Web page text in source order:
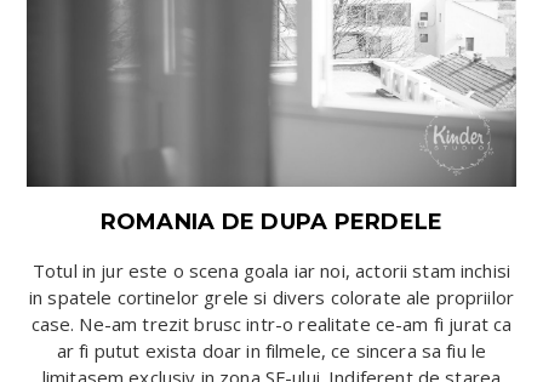
ROMANIA DE DUPA PERDELE
Totul in jur este o scena goala iar noi, actorii stam inchisi
in spatele cortinelor grele si divers colorate ale propriilor
case. Ne-am trezit brusc intr-o realitate ce-am fi jurat ca
ar fi putut exista doar in filmele, ce sincera sa fiu le